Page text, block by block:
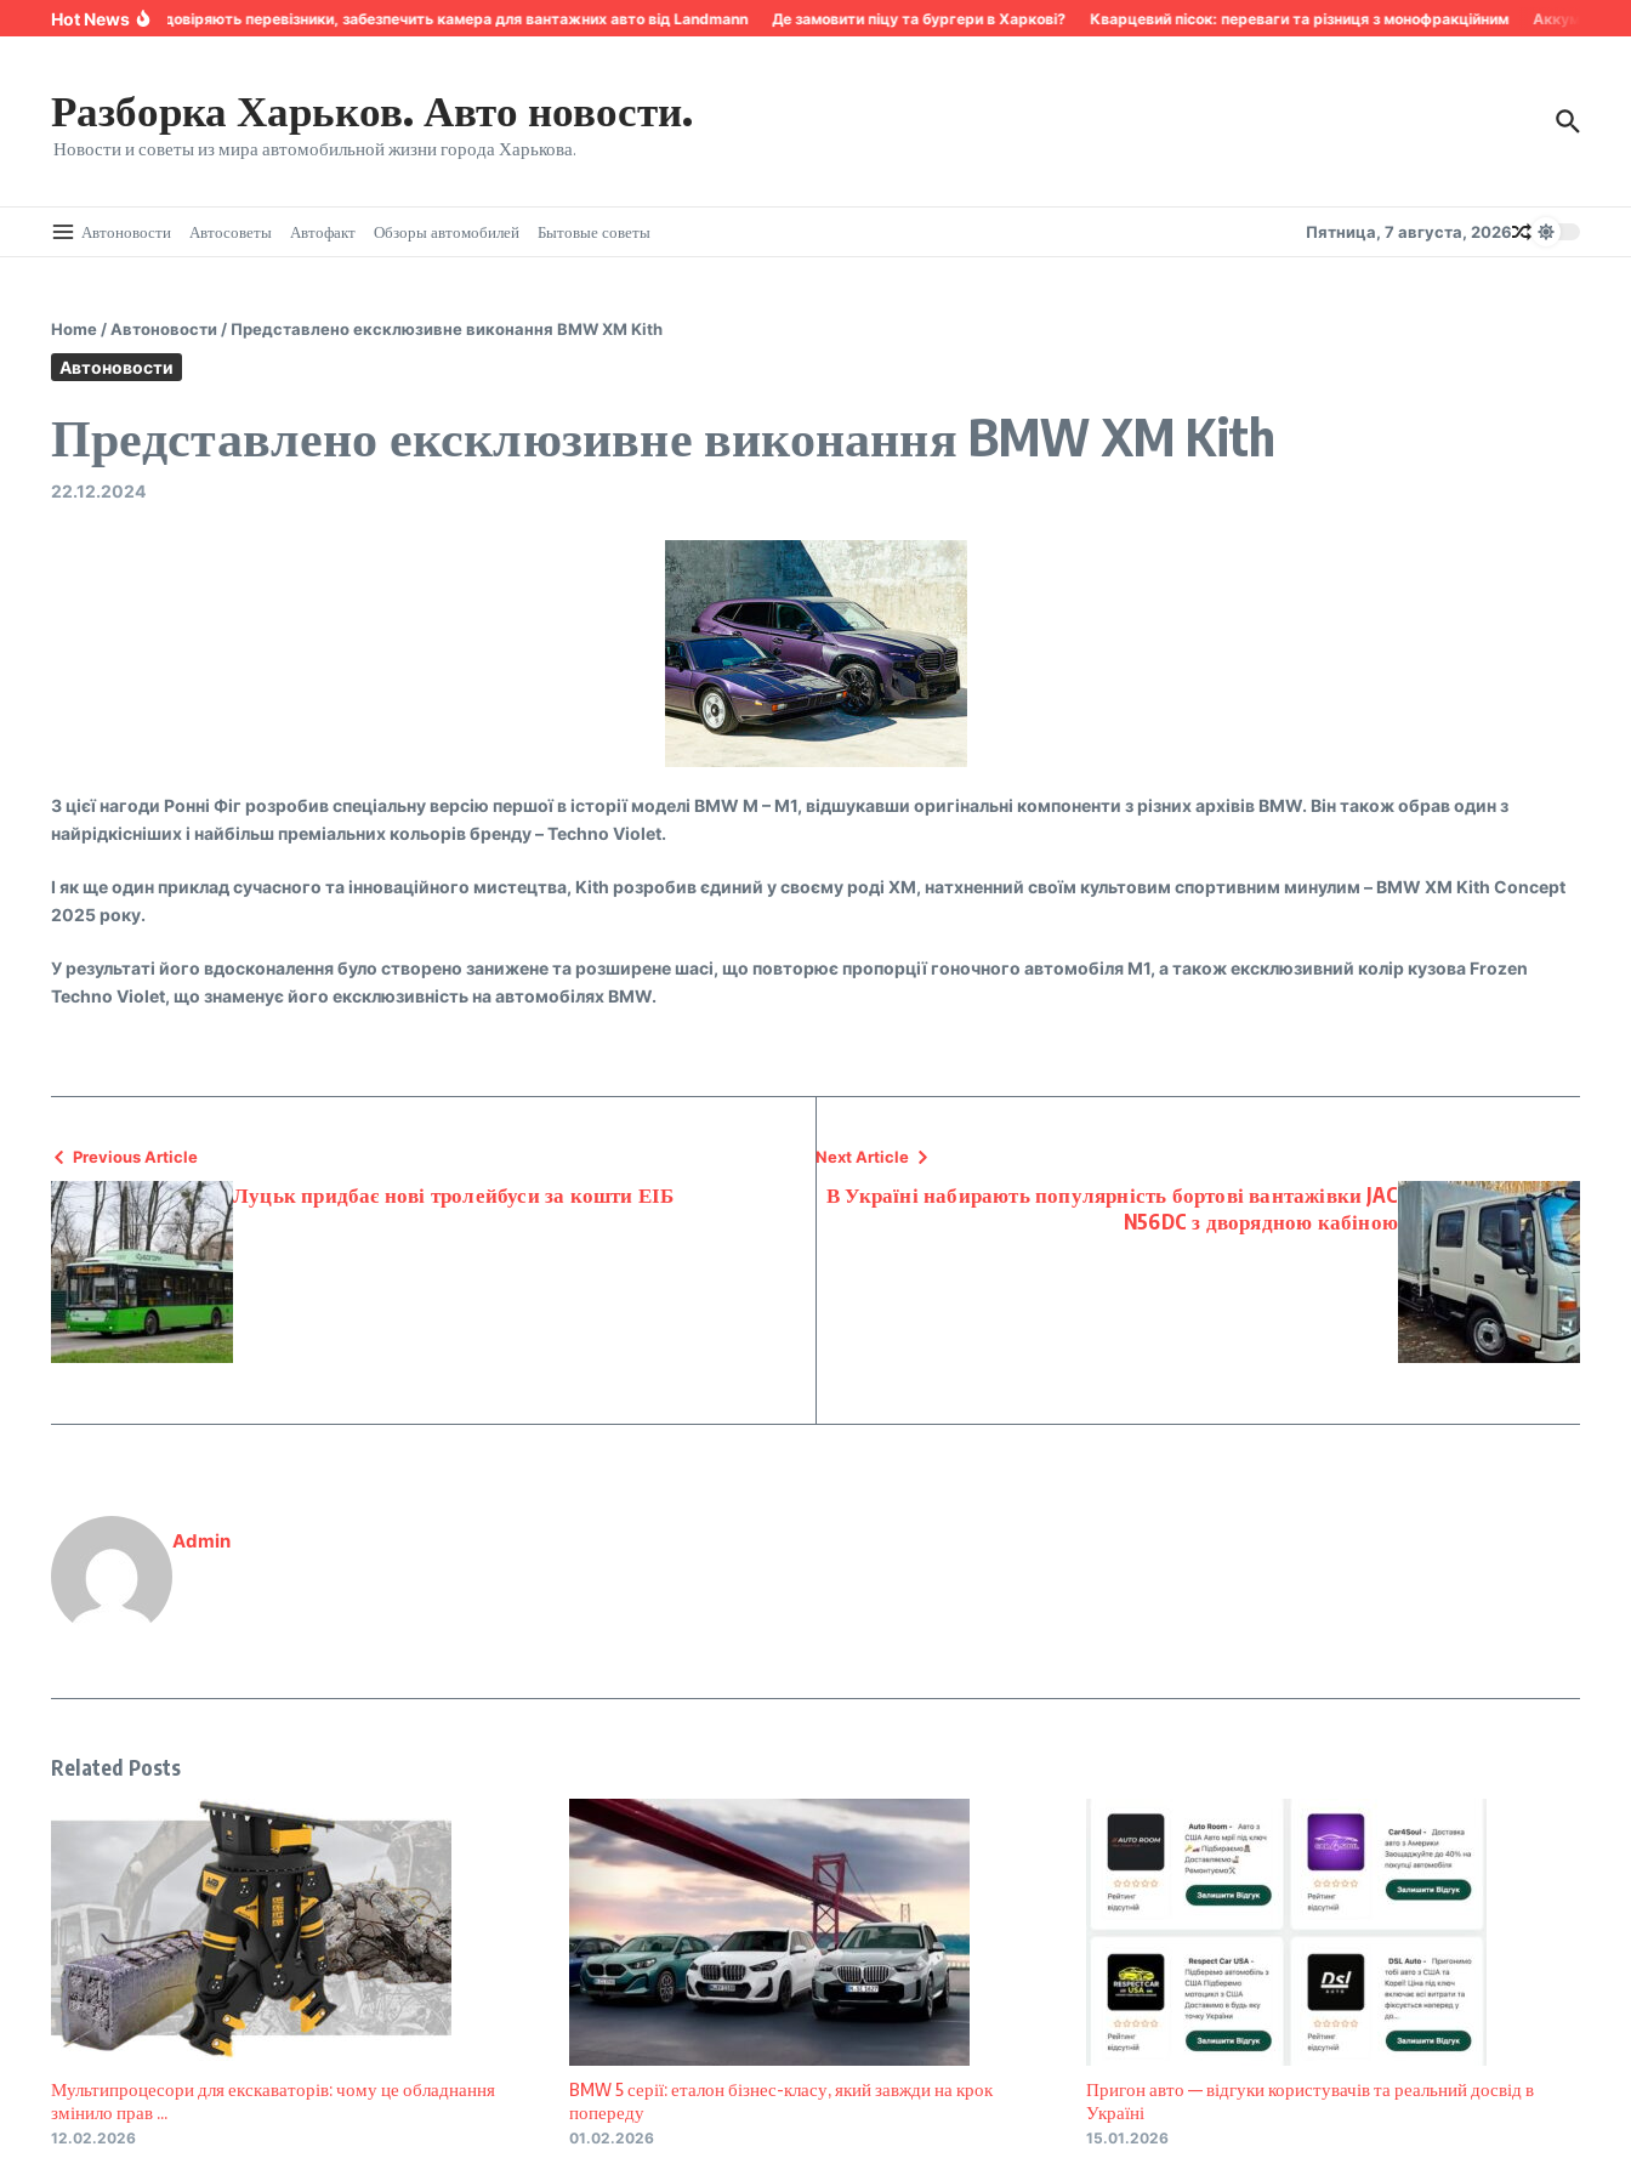
Перейти к содержанию
Hot News
Надійність, якій довіряють перевізники, забезпечить камера для вантажних авто від Landmann Де замовити піцу та бургери в Харкові? Кварцевий пісок: переваги та різниця з монофракційним Аккумулятор
Разборка Харьков. Авто новости.
Новости и советы из мира автомобильной жизни города Харькова.
Автоновости Автосоветы Автофакт Обзоры автомобилей Бытовые советы Пятница, 7 августа, 2026
Home /Автоновости / Представлено ексклюзивне виконання BMW XM Kith
Автоновости
Представлено ексклюзивне виконання BMW XM Kith
22.12.2024
З цієї нагоди Ронні Фіг розробив спеціальну версію першої в історії моделі BMW M – M1, відшукавши оригінальні компоненти з різних архівів BMW. Він також обрав один з
найрідкісніших і найбільш преміальних кольорів бренду – Techno Violet.
І як ще один приклад сучасного та інноваційного мистецтва, Kith розробив єдиний у своєму роді XM, натхненний своїм культовим спортивним минулим – BMW XM Kith Concept
2025 року.
У результаті його вдосконалення було створено занижене та розширене шасі, що повторює пропорції гоночного автомобіля M1, а також ексклюзивний колір кузова Frozen
Techno Violet, що знаменує його ексклюзивність на автомобілях BMW.
Previous Article
Луцьк придбає нові тролейбуси за кошти ЕІБ
Next Article
В Україні набирають популярність бортові вантажівки JAC
N56DC з дворядною кабіною
Admin
Related Posts
Мультипроцесори для екскаваторів: чому це обладнання
змінило прав ...
12.02.2026
BMW 5 серії: еталон бізнес-класу, який завжди на крок
попереду
01.02.2026
Пригон авто — відгуки користувачів та реальний досвід в
Україні
15.01.2026